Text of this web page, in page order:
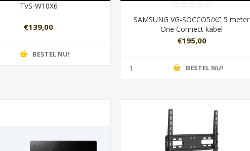
TVS-W10X6
€139,00
BESTEL NU!
SAMSUNG VG-SOCCO5/XC 5 meter
One Connect kabel
€195,00
BESTEL NU!